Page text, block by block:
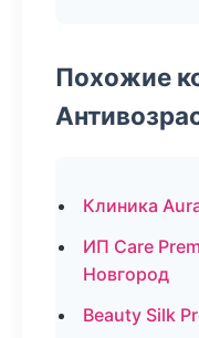
Похожие
Клиника
ИП Care
Новгород
Beauty Silk